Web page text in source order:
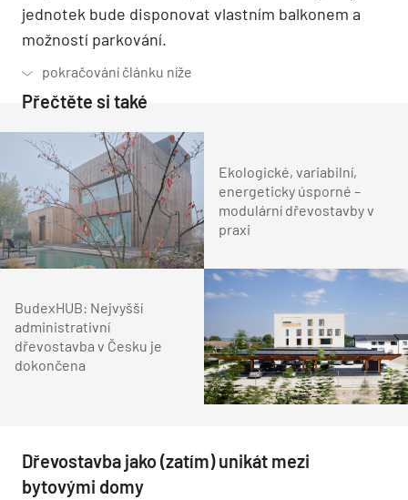
jednotek bude disponovat vlastním balkonem a
možností parkování.
Přečtěte si také
Ekologické, variabilní,
energeticky úsporné –
modulární dřevostavby v
praxi
BudexHUB: Nejvyšší
administrativní
dřevostavba v Česku je
dokončena
Dřevostavba jako (zatím) unikát mezi
bytovými domy